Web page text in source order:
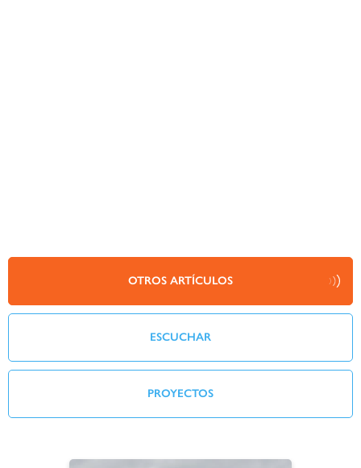
OTROS ARTÍCULOS
ESCUCHAR
PROYECTOS